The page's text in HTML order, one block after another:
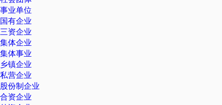
事业单位
国有企业
三资企业
集体企业
集体事业
乡镇企业
私营企业
股份制企业
合资企业